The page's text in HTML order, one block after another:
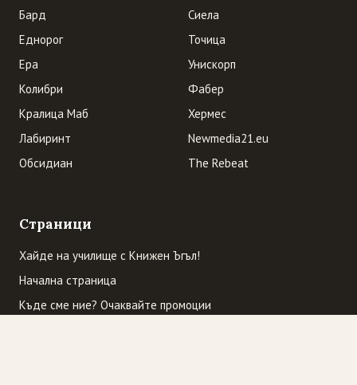
Бард
Еднорог
Ера
Колибри
Кралица Маб
Лабиринт
Обсидиан
Сиела
Точица
Унискорп
Фабер
Хермес
Newmedia21.eu
The Rebeat
Страници
Хайде на училище с Книжен Ъгъл!
Начална страница
Къде сме ние? Очаквайте промоции